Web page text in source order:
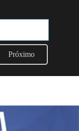
Próximo